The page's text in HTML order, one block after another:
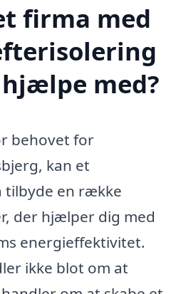
firma med
med?
behovet for
kan et
tilbyde en række
der hjælper dig med
energieffektivitet.
ikke blot om at